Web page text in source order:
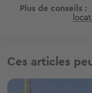
Plus de conseils
Ces articles
Image